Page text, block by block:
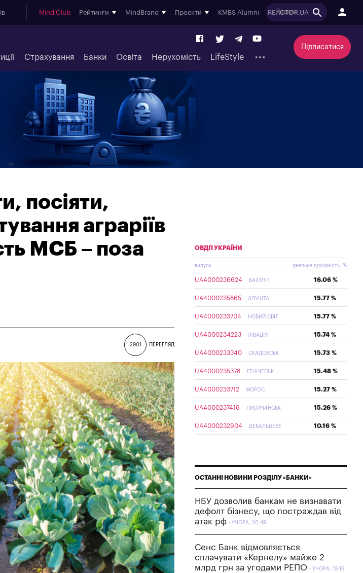
Mind Club Рейтинги MindBrand Проєкти KMBS Alumni REACTOR.UA
Страхування Банки Освіта Нерухомість LifeStyle
Підписатися
посіяти,
аграріїв
МСБ – поза
2901 ПЕРЕГЛЯД
ОВДП УКРАЇНИ
випуск реальна дохідність, %
UA4000236624 БАХМУТ 16.06 %
UA4000235865 АЛУШТА 15.77 %
UA4000233704 НОВИЙ СВІТ 15.77 %
UA4000234223 ЛІВАДІЯ 15.74 %
UA4000233340 СКАДОВСЬК 15.73 %
UA4000235378 ГЕНІЧЕСЬК 15.48 %
UA4000233712 ФОРОС 15.27 %
UA4000237416 ЛИСИЧАНСЬК 15.26 %
UA4000232904 ДЕБАЛЬЦЕВЕ 10.16 %
ОСТАННІ НОВИНИ РОЗДІЛУ «БАНКИ»
НБУ дозволив банкам не визнавати
дефолт бізнесу, що постраждав від
атак рф
УЧОРА, 20:49
Сенс Банк відмовляється
сплачувати «Кернелу» майже 2
млрд грн за угодами РЕПО
УЧОРА, 19:16